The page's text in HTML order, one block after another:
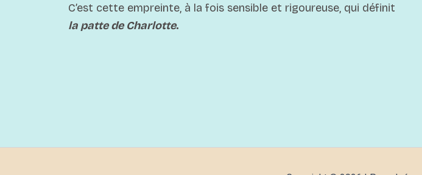
C’est cette empreinte, à la fois sensible et rigoureuse, qui définit
la patte de Charlotte.